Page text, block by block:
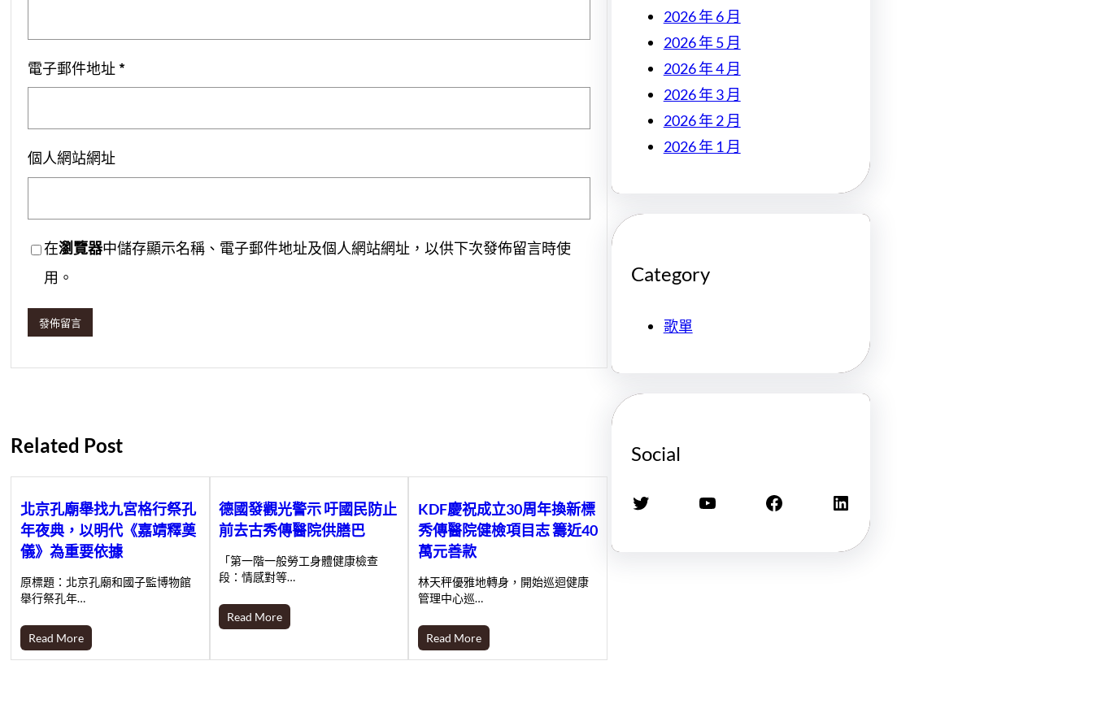
電子郵件地址 *
個人網站網址
在瀏覽器中儲存顯示名稱、電子郵件地址及個人網站網址，以供下次發佈留言時使
用。
Related Post
北京孔廟舉找九宮格行祭孔
年夜典，以明代《嘉靖釋奠
儀》為重要依據
原標題：北京孔廟和國子監博物館
舉行祭孔年…
Read More
德國發觀光警示 吁國民防止
前去古秀傳醫院供膳巴
「第一階一般勞工身體健康檢查
段：情感對等…
Read More
KDF慶祝成立30周年換新標
秀傳醫院健檢項目志 籌近40
萬元善款
林天秤優雅地轉身，開始巡迴健康
管理中心巡…
Read More
2026 年 6 月
2026 年 5 月
2026 年 4 月
2026 年 3 月
2026 年 2 月
2026 年 1 月
Category
歌單
Social
X YouTube Facebook LinkedIn